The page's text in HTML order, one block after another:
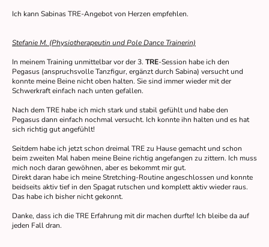
Ich kann Sabinas TRE-Angebot von Herzen empfehlen.
Stefanie M. (Physiotherapeutin und Pole Dance Trainerin)
In meinem Training unmittelbar vor der 3. TRE-Session habe ich den
Pegasus (anspruchsvolle Tanzfigur, ergänzt durch Sabina) versucht und
konnte meine Beine nicht oben halten. Sie sind immer wieder mit der
Schwerkraft einfach nach unten gefallen.
Nach dem TRE habe ich mich stark und stabil gefühlt und habe den
Pegasus dann einfach nochmal versucht. Ich konnte ihn halten und es hat
sich richtig gut angefühlt!
Seitdem habe ich jetzt schon dreimal TRE zu Hause gemacht und schon
beim zweiten Mal haben meine Beine richtig angefangen zu zittern. Ich muss
mich noch daran gewöhnen, aber es bekommt mir gut.
Direkt daran habe ich meine Stretching-Routine angeschlossen und konnte
beidseits aktiv tief in den Spagat rutschen und komplett aktiv wieder raus.
Das habe ich bisher nicht gekonnt.
Danke, dass ich die TRE Erfahrung mit dir machen durfte! Ich bleibe da auf
jeden Fall dran.